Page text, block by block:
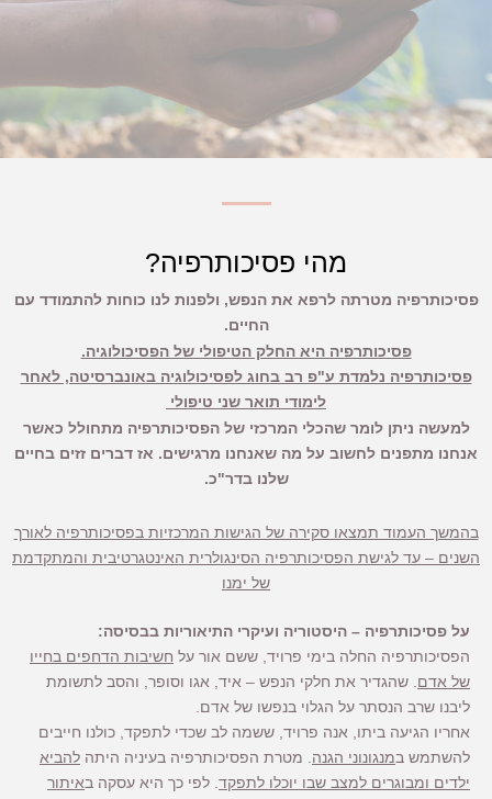
מהי פסיכותרפיה?
פסיכותרפיה מטרתה לרפא את הנפש, ולפנות לנו כוחות להתמודד עם
החיים.
פסיכותרפיה היא החלק הטיפולי של הפסיכולוגיה.
פסיכותרפיה נלמדת ע"פ רב בחוג לפסיכולוגיה באונברסיטה, לאחר
לימודי תואר שני טיפולי
למעשה ניתן לומר שהכלי המרכזי של הפסיכותרפיה מתחולל כאשר
אנחנו מתפנים לחשוב על מה שאנחנו מרגישים. אז דברים זזים בחיים
שלנו בדר"כ.
בהמשך העמוד תמצאו סקירה של הגישות המרכזיות בפסיכותרפיה לאורך
השנים – עד לגישת הפסיכותרפיה הסינגולרית האינטגרטיבית והמתקדמת
של ימנו
על פסיכותרפיה – היסטוריה ועיקרי התיאוריות בבסיסה:
הפסיכותרפיה החלה בימי פרויד, ששם אור על חשיבות הדחפים בחייו
של אדם. שהגדיר את חלקי הנפש – איד, אגו וסופר, והסב לתשומת
ליבנו שרב הנסתר על הגלוי בנפשו של אדם.
אחריו הגיעה ביתו, אנה פרויד, ששמה לב שכדי לתפקד, כולנו חייבים
להשתמש במנגונוני הגנה. מטרת הפסיכותרפיה בעיניה היתה להביא
ילדים ומבוגרים למצב שבו יוכלו לתפקד. לפי כך היא עסקה באיתור